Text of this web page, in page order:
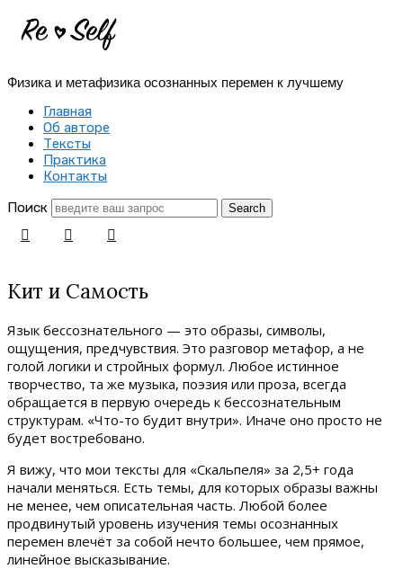
Re-
|
Создай
себя
заново
Физика и метафизика осознанных перемен к лучшему
Главная
Об авторе
Тексты
Практика
Контакты
Поиск
Кит и Самость
Язык бессознательного — это образы, символы,
ощущения, предчувствия. Это разговор метафор, а не
голой логики и стройных формул. Любое истинное
творчество, та же музыка, поэзия или проза, всегда
обращается в первую очередь к бессознательным
структурам. «Что-то будит внутри». Иначе оно просто не
будет востребовано.
Я вижу, что мои тексты для «Скальпеля» за 2,5+ года
начали меняться. Есть темы, для которых образы важны
не менее, чем описательная часть. Любой более
продвинутый уровень изучения темы осознанных
перемен влечёт за собой нечто большее, чем прямое,
линейное высказывание.